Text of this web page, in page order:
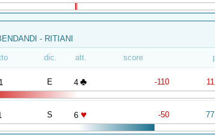
- RITIANI
dic. att. score
E 4 ♣ -110
S 6 ♥ -50